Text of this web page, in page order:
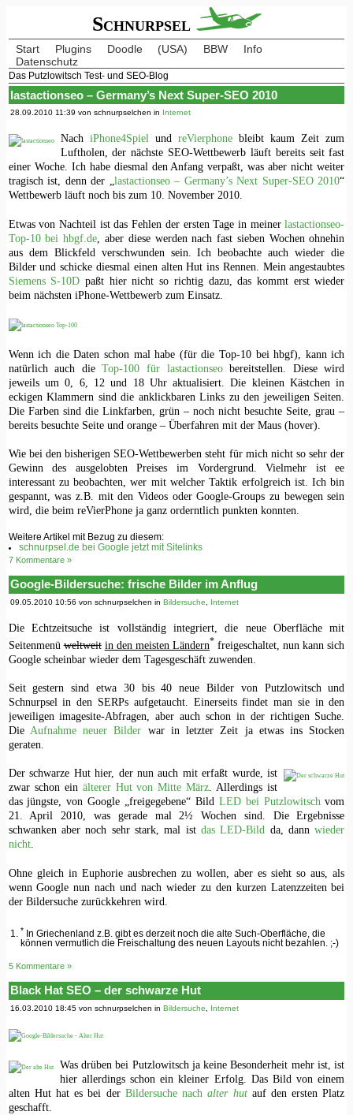
Schnurpsel
Start Plugins Doodle (USA) BBW
Info
Datenschutz
Das Putzlowitsch Test- und SEO-Blog
lastactionseo – Germany’s Next Super-SEO 2010
28.09.2010 11:39 von schnurpselchen in Internet
Nach iPhone4Spielund reVierphonebleibt kaum Zeit zum
Luftholen, der nächste SEO-Wettbewerb läuft bereits seit fast
einer Woche. Ich habe diesmal den Anfang verpaßt, was aber nicht weiter
tragisch ist, denn der „lastactionseo – Germany’s Next Super-SEO 2010“
Wettbewerb läuft noch bis zum 10. November 2010.
Etwas von Nachteil ist das Fehlen der ersten Tage in meinerlastactionseo-
Top-10 bei hbgf.de , aber diese werden nach fast sieben Wochen ohnehin
aus dem Blickfeld verschwunden sein. Ich beobachte auch wieder die
Bilder und schicke diesmal einen alten Hut ins Rennen. Mein angestaubtes
Siemens S-10D paßt hier nicht so richtig dazu, das kommt erst wieder
beim nächsten iPhone-Wettbewerb zum Einsatz.
Wenn ich die Daten schon mal habe (für die Top-10 bei hbgf), kann ich
natürlich auch dieTop-100 für lastactionseobereitstellen. Diese wird
jeweils um 0, 6, 12 und 18 Uhr aktualisiert. Die kleinen Kästchen in
eckigen Klammern sind die anklickbaren Links zu den jeweiligen Seiten.
Die Farben sind die Linkfarben, grün – noch nicht besuchte Seite, grau –
bereits besuchte Seite und orange – Überfahren mit der Maus (hover).
Wie bei den bisherigen SEO-Wettbewerben steht für mich nicht so sehr der
Gewinn des ausgelobten Preises im Vordergrund. Vielmehr ist ee
interessant zu beobachten, wer mit welcher Taktik erfolgreich ist. Ich bin
gespannt, was z.B. mit den Videos oder Google-Groups zu bewegen sein
wird, die beim reVierPhone ja ganz orderntlich punkten konnten.
Weitere Artikel mit Bezug zu diesem:
schnurpsel.de bei Google jetzt mit Sitelinks
7 Kommentare »
Google-Bildersuche: frische Bilder im Anflug
09.05.2010 10:56 von schnurpselchen in Bildersuche Internet
Die Echtzeitsuche ist vollständig integriert, die neue Oberfläche mit
Seitenmenüweltweit in den meisten Ländern* freigeschaltet, nun kann sich
Google scheinbar wieder dem Tagesgeschäft zuwenden.
Seit gestern sind etwa 30 bis 40 neue Bilder von Putzlowitsch und
Schnurpsel in den SERPs aufgetaucht. Einerseits findet man sie in den
jeweiligen imagesite-Abfragen, aber auch schon in der richtigen Suche.
Die Aufnahme neuer Bilder war in letzter Zeit ja etwas ins Stocken
geraten.
Der schwarze Hut hier, der nun auch mit erfaßt wurde, ist
zwar schon ein älterer Hut von Mitte März. Allerdings ist
das jüngste, von Google „freigegebene“ Bild LED bei Putzlowitschvom
21. April 2010, was gerade mal 2½ Wochen sind. Die Ergebnisse
schwanken aber noch sehr stark, mal istdas LED-Bild da, dannwieder
nicht.
Ohne gleich in Euphorie ausbrechen zu wollen, aber es sieht so aus, als
wenn Google nun nach und nach wieder zu den kurzen Latenzzeiten bei
der Bildersuche zurückkehren wird.
* In Griechenland z.B. gibt es derzeit noch die alte Such-Oberfläche, die
können vermutlich die Freischaltung des neuen Layouts nicht bezahlen. ;-)
5 Kommentare »
Black Hat SEO – der schwarze Hut
16.03.2010 18:45 von schnurpselchen in Bildersuche Internet
Was drüben bei Putzlowitsch ja keine Besonderheit mehr ist, ist
hier allerdings schon ein kleiner Erfolg. Das Bild von einem
alten Hut hat es bei der Bildersuche nachalter hutauf den ersten Platz
geschafft.